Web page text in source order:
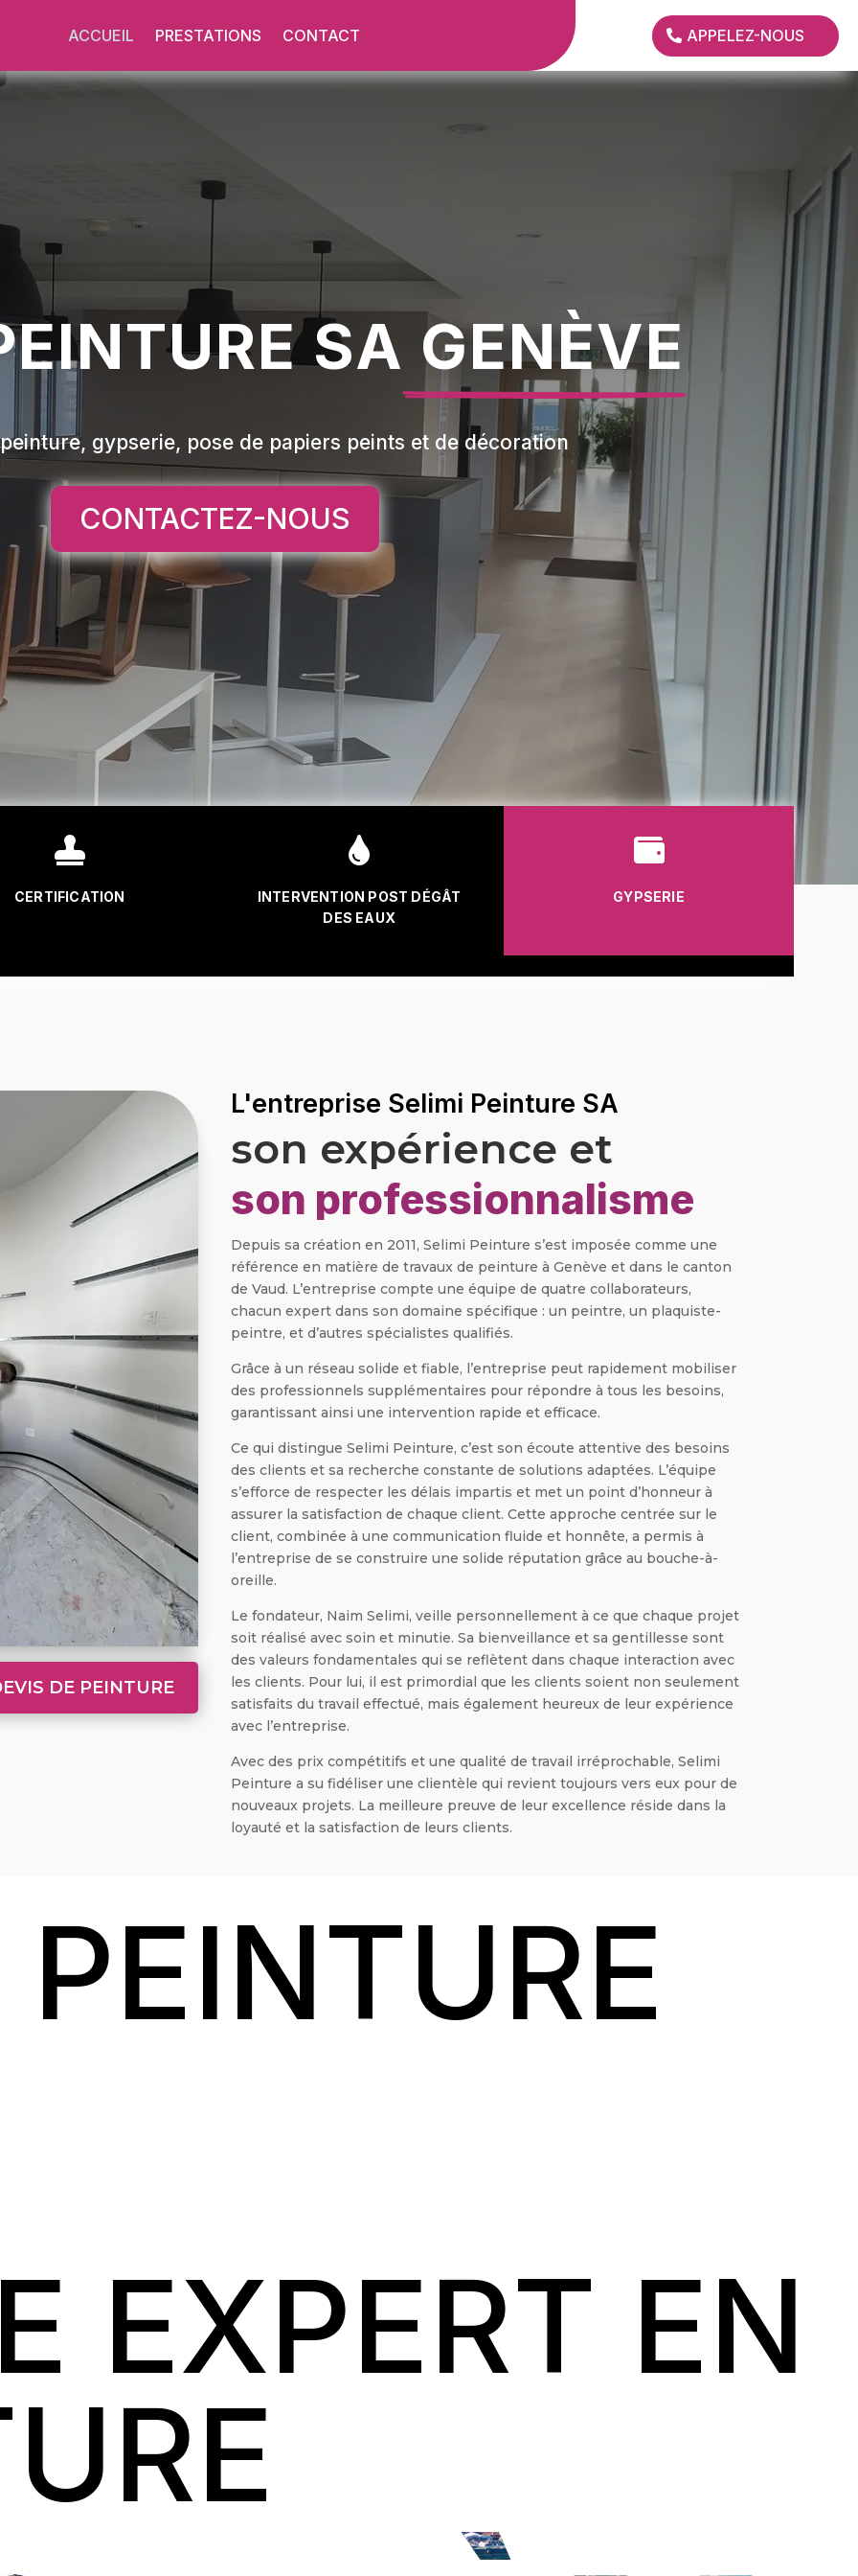
ACCUEIL PRESTATIONS CONTACT APPELEZ-NOUS
SA GENÈVE
gypserie, pose de papiers peints et de décoration
CONTACTEZ-NOUS

CERTIFICATION

INTERVENTION POST DÉGÂT
DES EAUX

GYPSERIE
DE PEINTURE
L'entreprise Selimi Peinture SA
son expérience et
son professionnalisme
Depuis sa création en 2011, Selimi Peinture s’est imposée comme une
référence en matière de travaux de peinture à Genève et dans le canton
de Vaud. L’entreprise compte une équipe de quatre collaborateurs,
chacun expert dans son domaine spécifique : un peintre, un plaquiste-
peintre, et d’autres spécialistes qualifiés.
Grâce à un réseau solide et fiable, l’entreprise peut rapidement mobiliser
des professionnels supplémentaires pour répondre à tous les besoins,
garantissant ainsi une intervention rapide et efficace.
Ce qui distingue Selimi Peinture, c’est son écoute attentive des besoins
des clients et sa recherche constante de solutions adaptées. L’équipe
s’efforce de respecter les délais impartis et met un point d’honneur à
assurer la satisfaction de chaque client. Cette approche centrée sur le
client, combinée à une communication fluide et honnête, a permis à
l’entreprise de se construire une solide réputation grâce au bouche-à-
oreille.
Le fondateur, Naim Selimi, veille personnellement à ce que chaque projet
soit réalisé avec soin et minutie. Sa bienveillance et sa gentillesse sont
des valeurs fondamentales qui se reflètent dans chaque interaction avec
les clients. Pour lui, il est primordial que les clients soient non seulement
satisfaits du travail effectué, mais également heureux de leur expérience
avec l’entreprise.
Avec des prix compétitifs et une qualité de travail irréprochable, Selimi
Peinture a su fidéliser une clientèle qui revient toujours vers eux pour de
nouveaux projets. La meilleure preuve de leur excellence réside dans la
loyauté et la satisfaction de leurs clients.
EXPERT EN